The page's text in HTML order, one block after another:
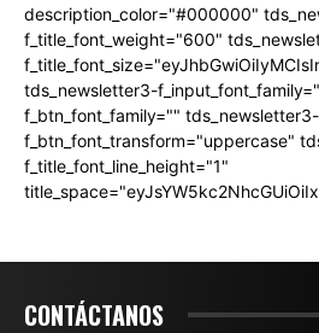
description_color="#000000"
f_title_font_weight="600"
tds_newsletter3-
f_btn_font_family="" tds_newsletter3-
f_btn_font_transform="uppercase"
f_title_font_line_height="1"
CONTÁCTANOS